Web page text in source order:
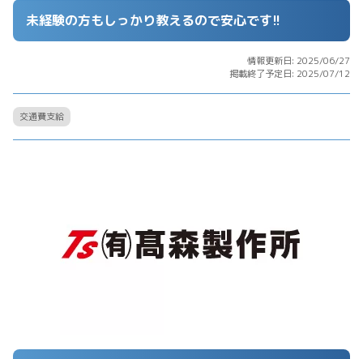
未経験の方もしっかり教えるので安心です!!
情報更新日: 2025/06/27
掲載終了予定日: 2025/07/12
交通費支給